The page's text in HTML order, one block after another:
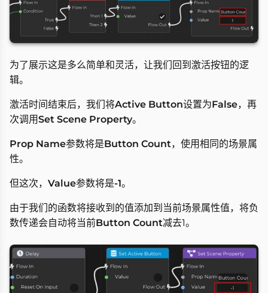
为了展示这是多么简单和灵活，让我们回到激活按钮的逻
辑。
激活时间结束后，我们将Active Button设置为False，再
次调用Set Scene Property。
Prop Name参数将是Button Count，使用相同的场景属
性。
但这次， Value参数将是-1。
由于我们的函数将接收到的值添加到当前场景属性值，将负
数传递会自动将当前Button Count减去1。